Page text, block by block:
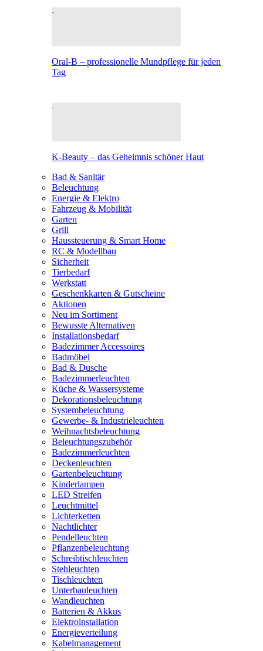
Oral-B – professionelle Mundpflege für jeden
Tag
K-Beauty – das Geheimnis schöner Haut
Bad & Sanitär
Beleuchtung
Energie & Elektro
Fahrzeug & Mobilität
Garten
Grill
Haussteuerung & Smart Home
RC & Modellbau
Sicherheit
Tierbedarf
Werkstatt
Geschenkkarten & Gutscheine
Aktionen
Neu im Sortiment
Bewusste Alternativen
Installationsbedarf
Badezimmer Accessoires
Badmöbel
Bad & Dusche
Badezimmerleuchten
Küche & Wassersysteme
Dekorationsbeleuchtung
Systembeleuchtung
Gewerbe- & Industrieleuchten
Weihnachtsbeleuchtung
Beleuchtungszubehör
Badezimmerleuchten
Deckenleuchten
Gartenbeleuchtung
Kinderlampen
LED Streifen
Leuchtmittel
Lichterketten
Nachtlichter
Pendelleuchten
Pflanzenbeleuchtung
Schreibtischleuchten
Stehleuchten
Tischleuchten
Unterbauleuchten
Wandleuchten
Batterien & Akkus
Elektroinstallation
Energieverteilung
Kabelmanagement